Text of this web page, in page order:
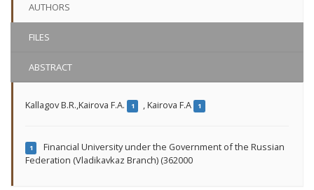
AUTHORS
FILES
ABSTRACT
Kallagov B.R.,Kairova F.A. 1 ,Kairova F.A 1
1
Financial University under the Government of the Russian
Federation (Vladikavkaz Branch) (362000